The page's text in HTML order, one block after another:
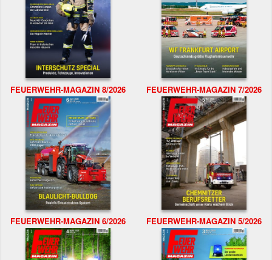
FEUERWEHR-MAGAZIN 8/2026 FEUERWEHR-MAGAZIN 7/2026
FEUERWEHR-MAGAZIN 6/2026 FEUERWEHR-MAGAZIN 5/2026